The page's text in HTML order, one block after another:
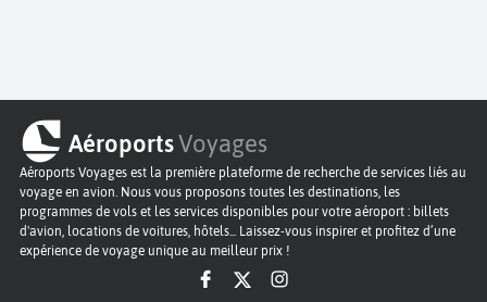
AéroportsVoyages
Aéroports Voyages est la première plateforme de recherche de services liés au
voyage en avion. Nous vous proposons toutes les destinations, les
programmes de vols et les services disponibles pour votre aéroport : billets
d'avion, locations de voitures, hôtels... Laissez-vous inspirer et profitez d’une
expérience de voyage unique au meilleur prix !